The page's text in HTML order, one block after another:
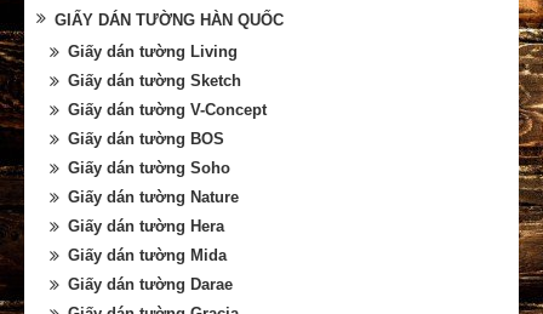
GIẤY DÁN TƯỜNG HÀN QUỐC
Giấy dán tường Living
Giấy dán tường Sketch
Giấy dán tường V-Concept
Giấy dán tường BOS
Giấy dán tường Soho
Giấy dán tường Nature
Giấy dán tường Hera
Giấy dán tường Mida
Giấy dán tường Darae